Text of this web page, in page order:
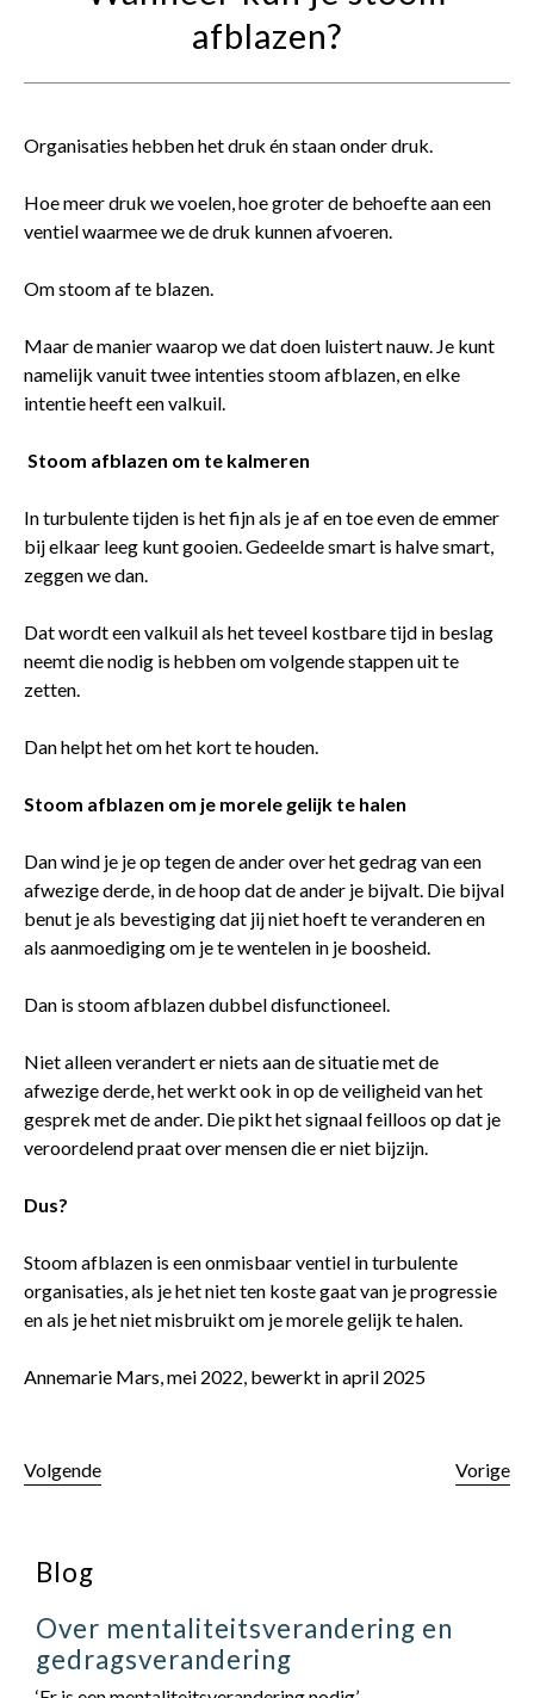
afblazen?
Organisaties hebben het druk én staan onder druk.
Hoe meer druk we voelen, hoe groter de behoefte aan een
ventiel waarmee we de druk kunnen afvoeren.
Om stoom af te blazen.
Maar de manier waarop we dat doen luistert nauw. Je kunt
namelijk vanuit twee intenties stoom afblazen, en elke
intentie heeft een valkuil.
Stoom afblazen om te kalmeren
In turbulente tijden is het fijn als je af en toe even de emmer
bij elkaar leeg kunt gooien. Gedeelde smart is halve smart,
zeggen we dan.
Dat wordt een valkuil als het teveel kostbare tijd in beslag
neemt die nodig is hebben om volgende stappen uit te
zetten.
Dan helpt het om het kort te houden.
Stoom afblazen om je morele gelijk te halen
Dan wind je je op tegen de ander over het gedrag van een
afwezige derde, in de hoop dat de ander je bijvalt. Die bijval
benut je als bevestiging dat jij niet hoeft te veranderen en
als aanmoediging om je te wentelen in je boosheid.
Dan is stoom afblazen dubbel disfunctioneel.
Niet alleen verandert er niets aan de situatie met de
afwezige derde, het werkt ook in op de veiligheid van het
gesprek met de ander. Die pikt het signaal feilloos op dat je
veroordelend praat over mensen die er niet bijzijn.
Dus?
Stoom afblazen is een onmisbaar ventiel in turbulente
organisaties, als je het niet ten koste gaat van je progressie
en als je het niet misbruikt om je morele gelijk te halen.
Annemarie Mars, mei 2022, bewerkt in april 2025
Volgende Vorige
Blog
Over mentaliteitsverandering en
gedragsverandering